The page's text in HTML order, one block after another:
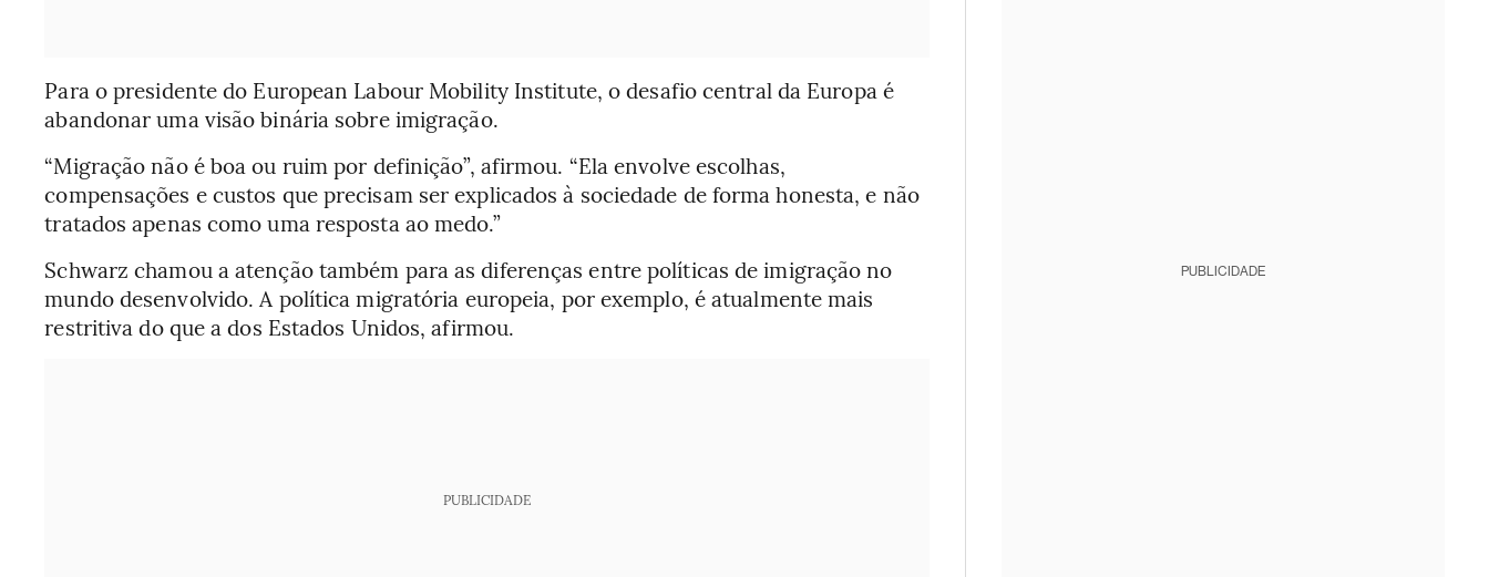
Para o presidente do European Labour Mobility Institute, o desafio central da Europa é
abandonar uma visão binária sobre imigração.
“Migração não é boa ou ruim por definição”, afirmou. “Ela envolve escolhas,
compensações e custos que precisam ser explicados à sociedade de forma honesta, e não
tratados apenas como uma resposta ao medo.”
Schwarz chamou a atenção também para as diferenças entre políticas de imigração no
mundo desenvolvido. A política migratória europeia, por exemplo, é atualmente mais
restritiva do que a dos Estados Unidos, afirmou.
PUBLICIDADE
PUBLICIDADE